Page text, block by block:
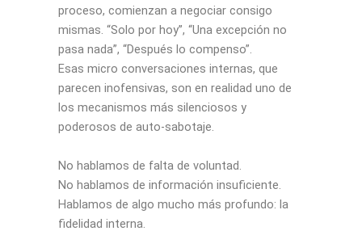
proceso, comienzan a negociar consigo
mismas. “Solo por hoy”, “Una excepción no
pasa nada”, “Después lo compenso”.
Esas micro conversaciones internas, que
parecen inofensivas, son en realidad uno de
los mecanismos más silenciosos y
poderosos de auto-sabotaje.
No hablamos de falta de voluntad.
No hablamos de información insuficiente.
Hablamos de algo mucho más profundo: la
fidelidad interna.